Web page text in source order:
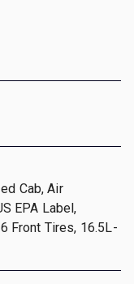
Cab, Air
EPA Label,
Front Tires, 16.5L-